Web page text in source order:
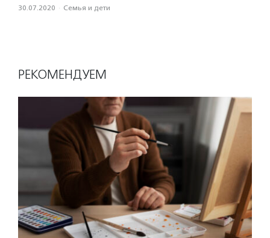
30.07.2020 · Семья и дети
РЕКОМЕНДУЕМ